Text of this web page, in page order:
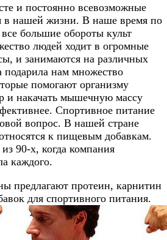
и постоянно всевозможные
в нашей жизни. В наше время по
большие обороты культ
людей ходит в огромные
и занимаются на различных
подарила нам множество
помогают организму
и накачать мышечную массу
Спортивное питание
вопрос. В нашей стране
к пищевым добавкам.
90-х, когда компания
каждого.
предлагают протеин, карнитин
для спортивного питания.